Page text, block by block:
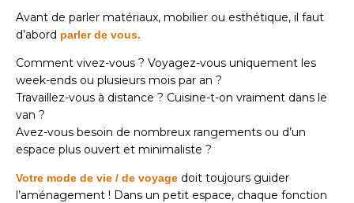
Avant de parler matériaux, mobilier ou esthétique, il faut
d’abord parler de vous.
Comment vivez-vous ? Voyagez-vous uniquement les
week-ends ou plusieurs mois par an ?
Travaillez-vous à distance ? Cuisine-t-on vraiment dans le
van ?
Avez-vous besoin de nombreux rangements ou d’un
espace plus ouvert et minimaliste ?
Votre mode de vie / de voyage doit toujours guider
l’aménagement ! Dans un petit espace, chaque fonction